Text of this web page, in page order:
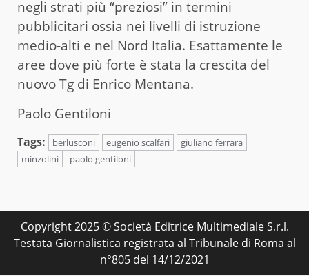
negli strati più “preziosi” in termini
pubblicitari ossia nei livelli di istruzione
medio-alti e nel Nord Italia. Esattamente le
aree dove più forte è stata la crescita del
nuovo Tg di Enrico Mentana.
Paolo Gentiloni
Tags: berlusconi eugenio scalfari
giuliano ferrara
minzolini
paolo gentiloni
Copyright 2025 © Società Editrice Multimediale S.r.l.
Testata Giornalistica registrata al Tribunale di Roma al
n°805 del 14/12/2021